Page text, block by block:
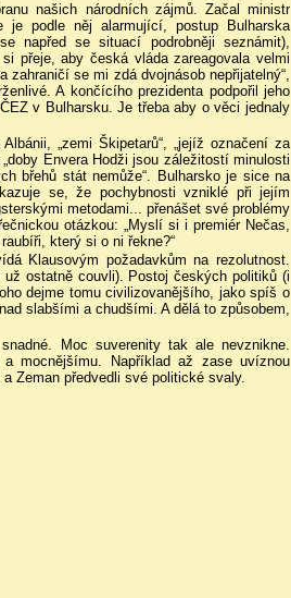
našich národních zájmů. Začal ministr
podle něj alarmující, postup Bulharska
napřed se situací podrobněji seznámit),
přeje, aby česká vláda zareagovala velmi
se mi zdá dvojnásob nepřijatelný“,
A končícího prezidenta podpořil jeho
v Bulharsku. Je třeba aby o věci jednaly
„zemi Škipetarů“, „jejíž označení za
Envera Hodži jsou záležitostí minulosti
břehů stát nemůže“. Bulharsko je sice na
se, že pochybnosti vzniklé při jejím
metodami... přenášet své problémy
otázkou: „Myslí si i premiér Nečas,
který si o ni řekne?“
Klausovým požadavkům na rezolutnost.
ostatně couvli). Postoj českých politiků (i
dejme tomu civilizovanějšího, jako spíš o
slabšími a chudšími. A dělá to způsobem,
Moc suverenity tak ale nevznikne.
mocnějšímu. Například až zase uvíznou
Zeman předvedli své politické svaly.